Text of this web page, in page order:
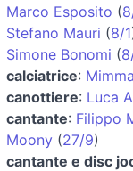
Marco Esposito (
Stefano Mauri (8/1
Simone Bonomi (
calciatrice:
canottiere: Luca
cantante: Filippo
Moony (27/9)
cantante e disc